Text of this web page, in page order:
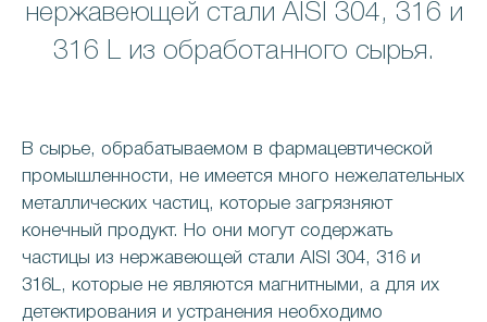
нержавеющей стали AISI 304, 316 и
316 L из обработанного сырья.
В сырье, обрабатываемом в фармацевтической
промышленности, не имеется много нежелательных
металлических частиц, которые загрязняют
конечный продукт. Но они могут содержать
частицы из нержавеющей стали AISI 304, 316 и
316L, которые не являются магнитными, а для их
детектирования и устранения необходимо